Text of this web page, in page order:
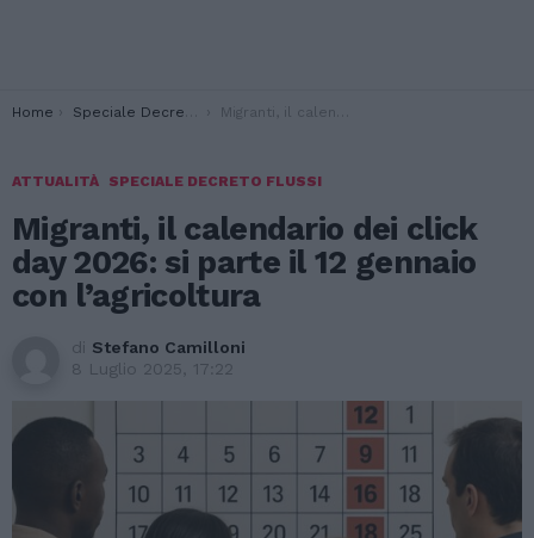
You are here:
Home Speciale Decreto Flussi Migranti, il calendario dei click day 2026: si parte il 12 gennaio con l’agricoltura
ATTUALITÀ SPECIALE DECRETO FLUSSI
Migranti, il calendario dei click
day 2026: si parte il 12 gennaio
con l’agricoltura
di Stefano Camilloni
8 Luglio 2025, 17:22